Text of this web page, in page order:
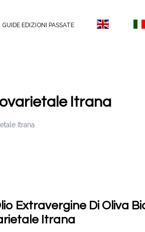
GUIDE EDIZIONI PASSATE
Itrana
Itrana
Extravergine Di Oliva
Itrana